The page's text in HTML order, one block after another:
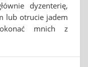
dyzenterię,
lub otrucie jadem
mnich z